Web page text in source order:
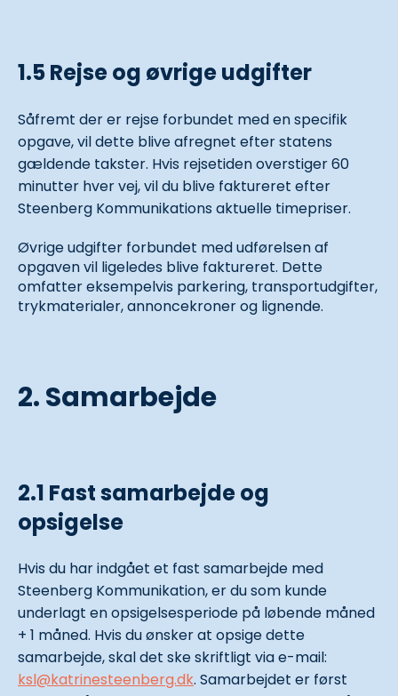
1.5 Rejse og øvrige udgifter
Såfremt der er rejse forbundet med en specifik
opgave, vil dette blive afregnet efter statens
gældende takster. Hvis rejsetiden overstiger 60
minutter hver vej, vil du blive faktureret efter
Steenberg Kommunikations aktuelle timepriser.
Øvrige udgifter forbundet med udførelsen af
opgaven vil ligeledes blive faktureret. Dette
omfatter eksempelvis parkering, transportudgifter,
trykmaterialer, annoncekroner og lignende.
2. Samarbejde
2.1 Fast samarbejde og
opsigelse
Hvis du har indgået et fast samarbejde med
Steenberg Kommunikation, er du som kunde
underlagt en opsigelsesperiode på løbende måned
+ 1 måned. Hvis du ønsker at opsige dette
samarbejde, skal det ske skriftligt via e-mail:
ksl@katrinesteenberg.dk. Samarbejdet er først